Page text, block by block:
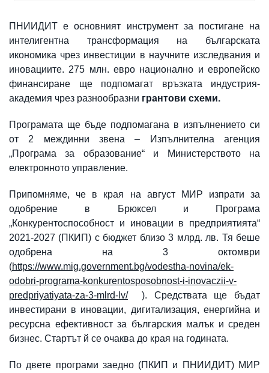
ПНИИДИТ е основният инструмент за постигане на
интелигентна трансформация на българската
икономика чрез инвестиции в научните изследвания и
иновациите. 275 млн. евро национално и европейско
финансиране ще подпомагат връзката индустрия-
академия чрез разнообразни грантови схеми.
Програмата ще бъде подпомагана в изпълнението си
от 2 междинни звена – Изпълнителна агенция
„Програма за образование“ и Министерството на
електронното управление.
Припомняме, че в края на август МИР изпрати за
одобрение в Брюксел и Програма
„Конкурентоспособност и иновации в предприятията“
2021-2027 (ПКИП) с бюджет близо 3 млрд. лв. Тя беше
одобрена на 3 октомври
(https://www.mig.government.bg/vodestha-novina/ek-
odobri-programa-konkurentosposobnost-i-inovaczii-v-
predpriyatiyata-za-3-mlrd-lv/). Средствата ще бъдат
инвестирани в иновации, дигитализация, енергийна и
ресурсна ефективност за българския малък и среден
бизнес. Стартът й се очаква до края на годината.
По двете програми заедно (ПКИП и ПНИИДИТ) МИР